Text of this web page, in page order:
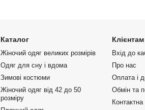
Каталог
Жіночий одяг великих розмірів
Одяг для сну і вдома
Зимові костюми
Жіночий одяг від 42 до 50
розміру
Клієнтам
Вхід до
Про нас
Оплата і
Обмін та